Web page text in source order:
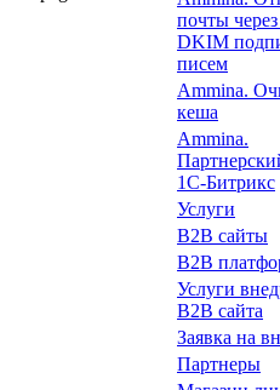
почты
DKIM
писем
Ammina.
кеша
Ammina.
1С-Битрикс
Услуги
B2B сайты
B2B
Услуги
B2B сайта
Заявка на
Партнеры